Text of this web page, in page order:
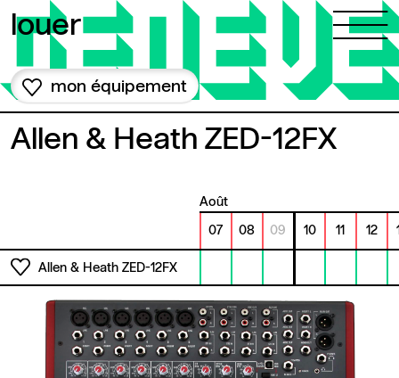
louer
mon équipement
Allen & Heath ZED-12FX
août
07 08 09 10 11 12
Allen & Heath ZED-12FX